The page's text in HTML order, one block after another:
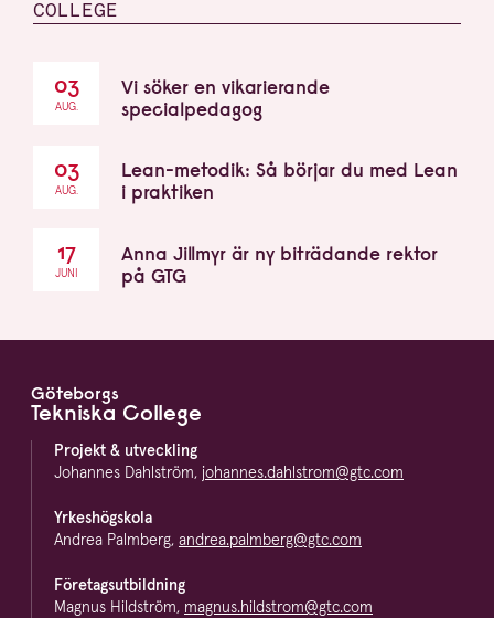
COLLEGE
03
AUG.
Vi söker en vikarierande
specialpedagog
03
AUG.
Lean-metodik: Så börjar du med Lean
i praktiken
17
JUNI
Anna Jillmyr är ny biträdande rektor
på GTG
Footer
Göteborgs
Tekniska College
Projekt & utveckling
Johannes Dahlström, johannes.dahlstrom@gtc.com
Yrkeshögskola
Andrea Palmberg, andrea.palmberg@gtc.com
Företagsutbildning
Magnus Hildström, magnus.hildstrom@gtc.com